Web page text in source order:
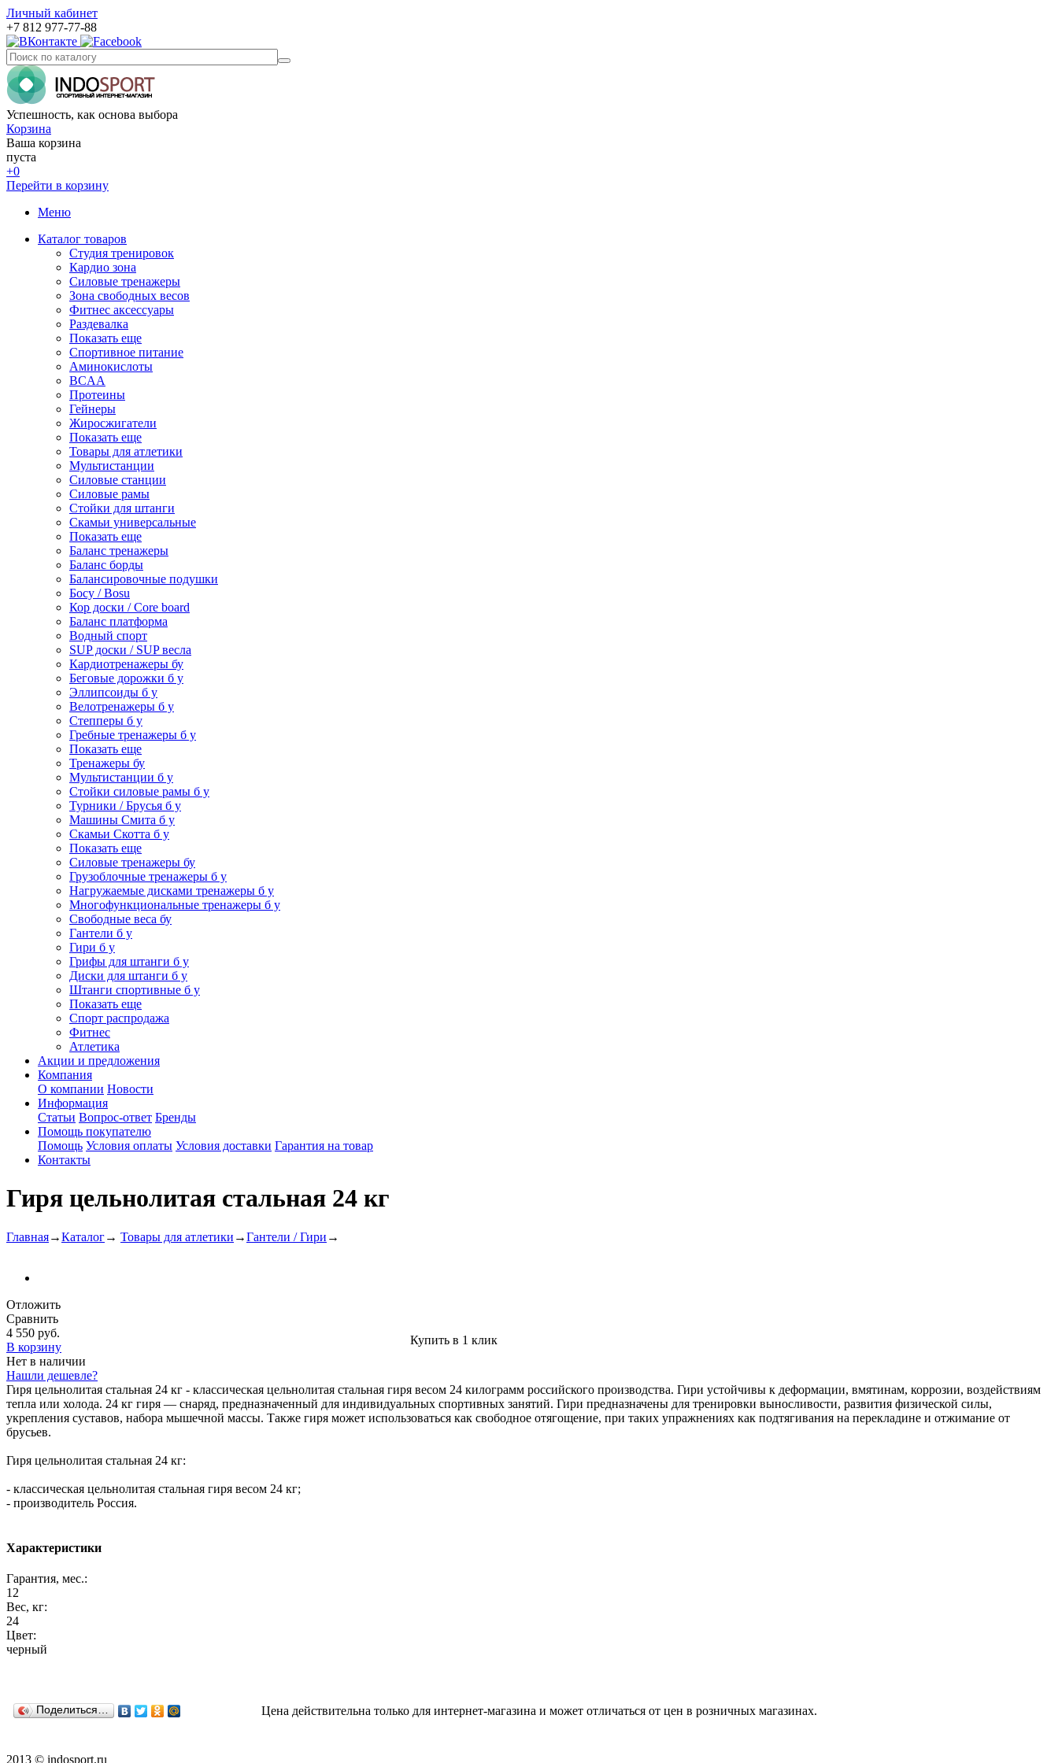
Личный кабинет
+7 812 977-77-88
Успешность, как основа выбора
Корзина
Ваша корзина
пуста
+0
Перейти в корзину
Меню
Каталог товаров
Студия тренировок
Кардио зона
Силовые тренажеры
Зона свободных весов
Фитнес аксессуары
Раздевалка
Показать еще
Спортивное питание
Аминокислоты
BCAA
Протеины
Гейнеры
Жиросжигатели
Показать еще
Товары для атлетики
Мультистанции
Силовые станции
Силовые рамы
Стойки для штанги
Скамьи универсальные
Показать еще
Баланс тренажеры
Баланс борды
Балансировочные подушки
Босу / Bosu
Кор доски / Core board
Баланс платформа
Водный спорт
SUP доски / SUP весла
Кардиотренажеры бу
Беговые дорожки б у
Эллипсоиды б у
Велотренажеры б у
Степперы б у
Гребные тренажеры б у
Показать еще
Тренажеры бу
Мультистанции б у
Стойки силовые рамы б у
Турники / Брусья б у
Машины Смита б у
Скамьи Скотта б у
Показать еще
Силовые тренажеры бу
Грузоблочные тренажеры б у
Нагружаемые дисками тренажеры б у
Многофункциональные тренажеры б у
Свободные веса бу
Гантели б у
Гири б у
Грифы для штанги б у
Диски для штанги б у
Штанги спортивные б у
Показать еще
Спорт распродажа
Фитнес
Атлетика
Акции и предложения
Компания
О компании Новости
Информация
Статьи Вопрос-ответ Бренды
Помощь покупателю
Помощь Условия оплаты Условия доставки Гарантия на товар
Контакты
Гиря цельнолитая стальная 24 кг
Главная→Каталог→ Товары для атлетики →Гантели / Гири →
Отложить
Сравнить
4 550 руб.
В корзину
Купить в 1 клик
Нет в наличии
Нашли дешевле?
Гиря цельнолитая стальная 24 кг - классическая цельнолитая стальная гиря весом 24 килограмм российского производства. Гири устойчивы к деформации, вмятинам, коррозии, воздействиям
тепла или холода. 24 кг гиря — снаряд, предназначенный для индивидуальных спортивных занятий. Гири предназначены для тренировки выносливости, развития физической силы,
укрепления суставов, набора мышечной массы. Также гиря может использоваться как свободное отягощение, при таких упражнениях как подтягивания на перекладине и отжимание от
брусьев.
Гиря цельнолитая стальная 24 кг:
- классическая цельнолитая стальная гиря весом 24 кг;
- производитель Россия.
Характеристики
Гарантия, мес.:
12
Вес, кг:
24
Цвет:
черный
Поделиться… Цена действительна только для интернет-магазина и может отличаться от цен в розничных магазинах.
2013 © indosport.ru